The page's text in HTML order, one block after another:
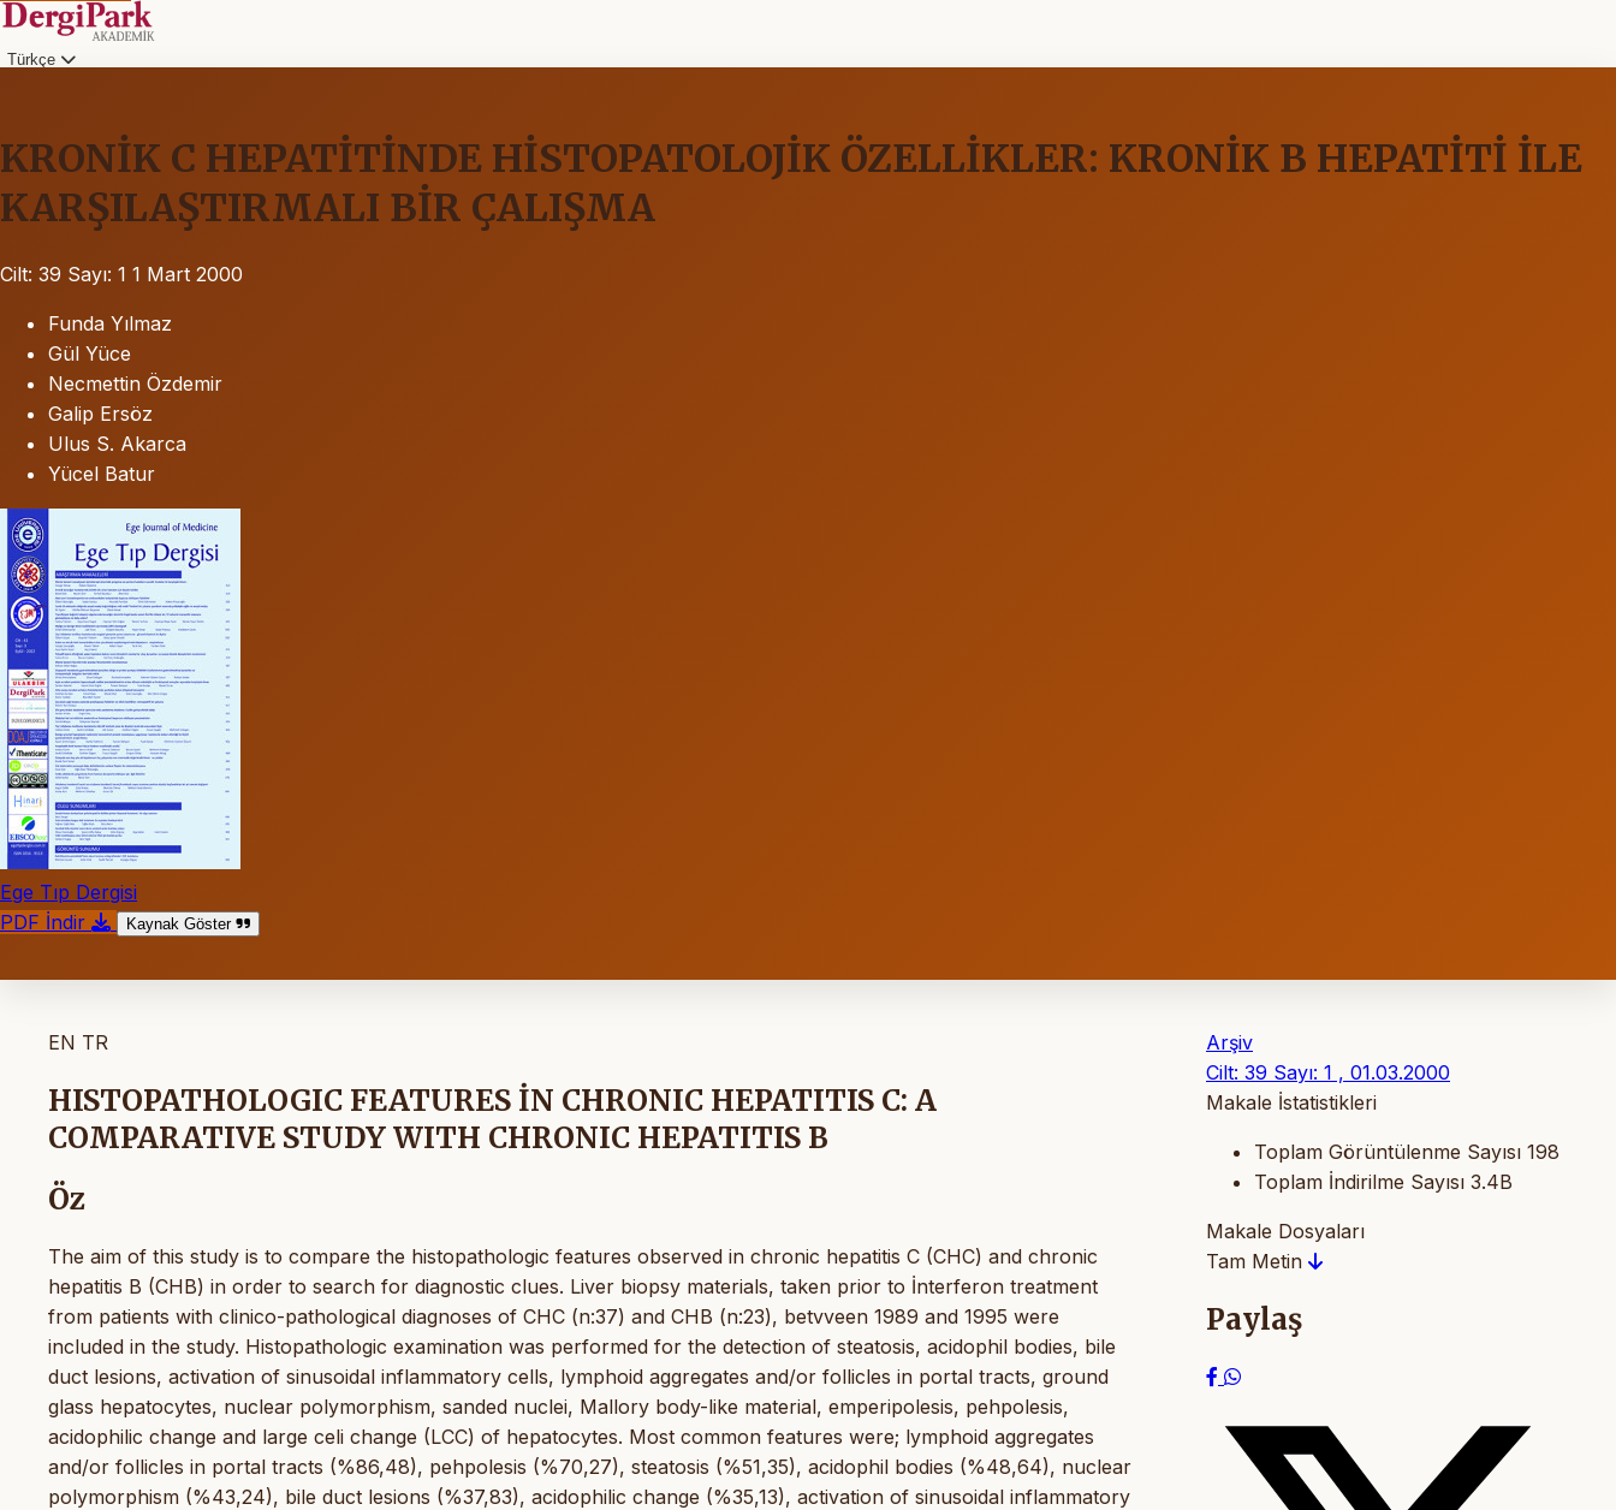
Türkçe
KRONİK C HEPATİTİNDE HİSTOPATOLOJİK ÖZELLİKLER: KRONİK B HEPATİTİ İLE
KARŞILAŞTIRMALI BİR ÇALIŞMA
Cilt: 39 Sayı: 1 1 Mart 2000
Funda Yılmaz
Gül Yüce
Necmettin Özdemir
Galip Ersöz
Ulus S. Akarca
Yücel Batur
Ege Tıp Dergisi
PDF İndir
Kaynak Göster
EN TR
HISTOPATHOLOGIC FEATURES İN CHRONIC HEPATITIS C: A
COMPARATIVE STUDY WITH CHRONIC HEPATITIS B
Öz
The aim of this study is to compare the histopathologic features observed in chronic hepatitis C (CHC) and chronic
hepatitis B (CHB) in order to search for diagnostic clues. Liver biopsy materials, taken prior to İnterferon treatment
from patients with clinico-pathological diagnoses of CHC (n:37) and CHB (n:23), betvveen 1989 and 1995 were
included in the study. Histopathologic examination was performed for the detection of steatosis, acidophil bodies, bile
duct lesions, activation of sinusoidal inflammatory cells, lymphoid aggregates and/or follicles in portal tracts, ground
glass hepatocytes, nuclear polymorphism, sanded nuclei, Mallory body-like material, emperipolesis, pehpolesis,
acidophilic change and large celi change (LCC) of hepatocytes. Most common features were; lymphoid aggregates
and/or follicles in portal tracts (%86,48), pehpolesis (%70,27), steatosis (%51,35), acidophil bodies (%48,64), nuclear
polymorphism (%43,24), bile duct lesions (%37,83), acidophilic change (%35,13), activation of sinusoidal inflammatory
Arşiv
Cilt: 39 Sayı: 1 , 01.03.2000
Makale İstatistikleri
Toplam Görüntülenme Sayısı 198
Toplam İndirilme Sayısı 3.4B
Makale Dosyaları
Tam Metin
Paylaş